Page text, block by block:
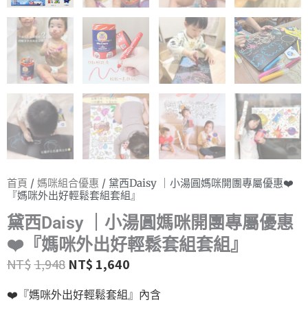
首頁 / 媽咪組合優惠 / 黛西Daisy ｜小湯圓媽咪開團專屬優惠❤️
『媽咪外出好輕鬆套組套組』
黛西Daisy ｜小湯圓媽咪開團專屬優惠
❤️『媽咪外出好輕鬆套組套組』
NT$1,948 NT$ 1,640
❤️ 『媽咪外出好輕鬆套組』內含